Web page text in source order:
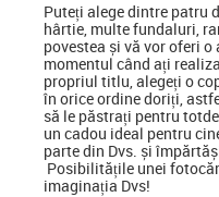
Puteți alege dintre patru
hârtie, multe fundaluri,
povestea și vă vor oferi
momentul când ați
propriul titlu, alegeți o
în orice ordine doriți,
să le păstrați pentru
un cadou ideal pentru
parte din Dvs. și
Posibilitățile unei
imaginația Dvs!